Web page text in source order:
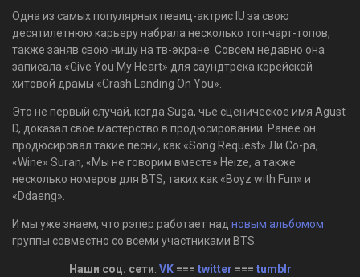
Одна из самых популярных певиц-актрис IU за свою
десятилетнюю карьеру набрала несколько топ-чарт-топов,
также заняв свою нишу на тв-экране. Совсем недавно она
записала «Give You My Heart» для саундтрека корейской
хитовой драмы «Crash Landing On You».
Это не первый случай, когда Suga, чье сценическое имя Agust
D, доказал свое мастерство в продюсировании. Ранее он
продюсировал такие песни, как «Song Request» Ли Со-ра,
«Wine» Suran, «Мы не говорим вместе» Heize, а также
несколько номеров для BTS, таких как «Boyz with Fun» и
«Ddaeng».
И мы уже знаем, что рэпер работает над новым альбомом
группы совместно со всеми участниками BTS.
Наши соц. сети: VK=== twitter === tumblr